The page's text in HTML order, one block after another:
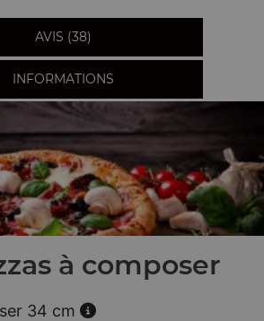
AVIS (38)
INFORMATIONS
à composer
34 cm